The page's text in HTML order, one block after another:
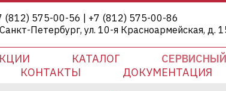
(812) 575-00-56 | +7 (812) 575-00-86
Санкт-Петербург, ул. 10-я Красноармейская, д.
КАТАЛОГ
КОНТАКТЫ
ДОКУМЕНТАЦИЯ